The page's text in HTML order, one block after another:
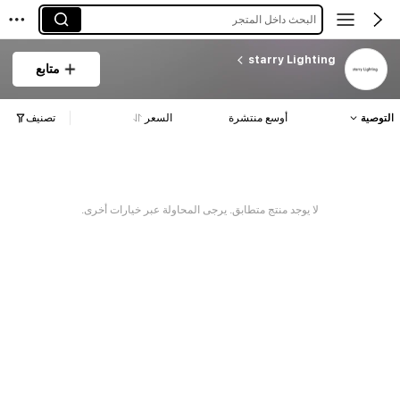
البحث داخل المتجر
starry Lighting
متابع
التوصية أوسع منتشرة السعر تصنيف
لا يوجد منتج متطابق. يرجى المحاولة عبر خيارات أخرى.